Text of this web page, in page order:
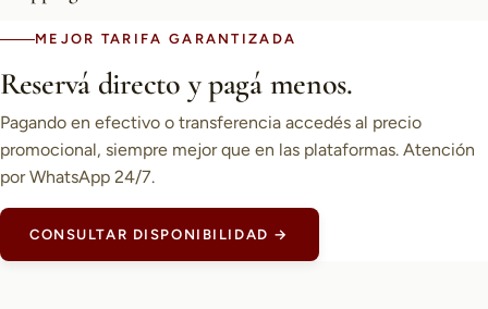
MEJOR TARIFA GARANTIZADA
Reservá directo y pagá menos.
Pagando en efectivo o transferencia accedés al precio
promocional, siempre mejor que en las plataformas. Atención
por WhatsApp 24/7.
CONSULTAR DISPONIBILIDAD →